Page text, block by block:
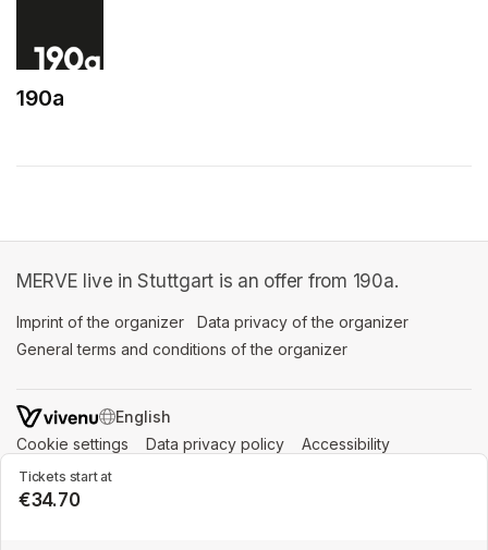
Tickets start at
€34.70
190a
MERVE live in Stuttgart is an offer from 190a.
Imprint of the organizer (opens in a new tab)
Data privacy of the organizer
General terms and conditions of the organizer
SWITCH LANGUAGE
Cookie settings (opens in a new tab)
Data privacy policy (opens in a new tab)
Accessibility
Support(opens in a new tab)